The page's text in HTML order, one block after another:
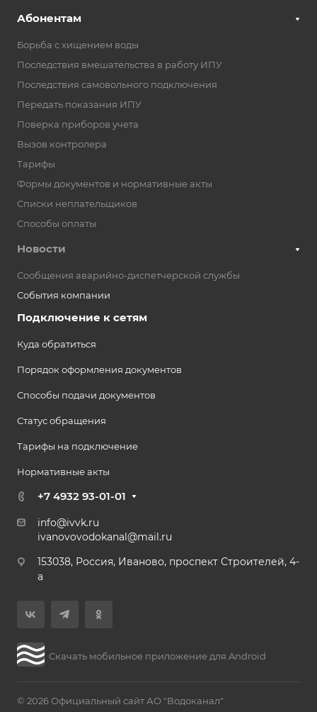
Абонентам
Борьба с хищением воды
Последствия вмешательства в работу ИПУ
Последствия самовольного подключения
Передать показания ИПУ
Поверка приборов учета
Вызов контролера
Тарифы
Формы документов и нормативные акты
Списки неплательщиков
Способы оплаты
Новости
Сообщения аварийно-диспетчерской службы
События компании
Подключение к сетям
Куда обратиться
Порядок оформления документов
Способы подачи документов
Статус обращения
Тарифы на подключение
Нормативные акты
+7 4932 93-01-01
info@ivvk.ru
ivanovovodokanal@mail.ru
153038, Россия, Иваново, проспект Строителей, 4-
а
Скачать мобильное приложение для Android
© 2026 Официальный сайт АО "Водоканал"